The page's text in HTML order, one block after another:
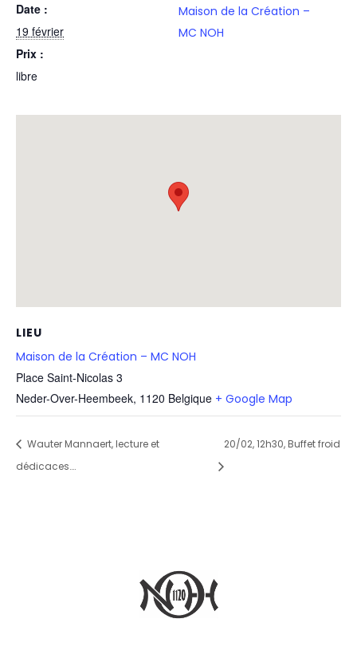
Date :
19 février
Prix :
libre
Maison de la Création –
MC NOH
LIEU
Maison de la Création – MC NOH
Place Saint-Nicolas 3
Neder-Over-Heembeek, 1120 Belgique + Google Map
Wauter Mannaert, lecture et
dédicaces….
20/02, 12h30, Buffet froid